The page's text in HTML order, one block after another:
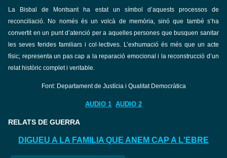
La Bisbal de Montsant ha estat un símbol d’aquests processos de
reconciliació. No només és un volcà de memòria, sinó que també s’ha
convertit en un punt d’atenció per a aquelles persones que busquen sanitar
les seves ferides familiars i col·lectives. L’exhumació és més que un acte
físic; representa un pas cap a la reparació emocional i la reconstrucció d’un
relat històric complet i veritable.
Font: Departament de Justícia i Qualitat Democràtica
AUDIO 1 AUDIO 2
RELATS DE GUERRA
DIGUEU A LA FAMILIA QUE ANEM CAP A L'EBRE